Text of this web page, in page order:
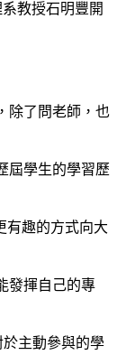
教授石明豐開
除了問老師，也
屆學生的學習歷
有趣的方式向大
發揮自己的專
主動參與的學